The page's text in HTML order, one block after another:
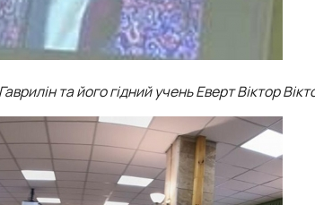
та його гідний учень Еверт Віктор